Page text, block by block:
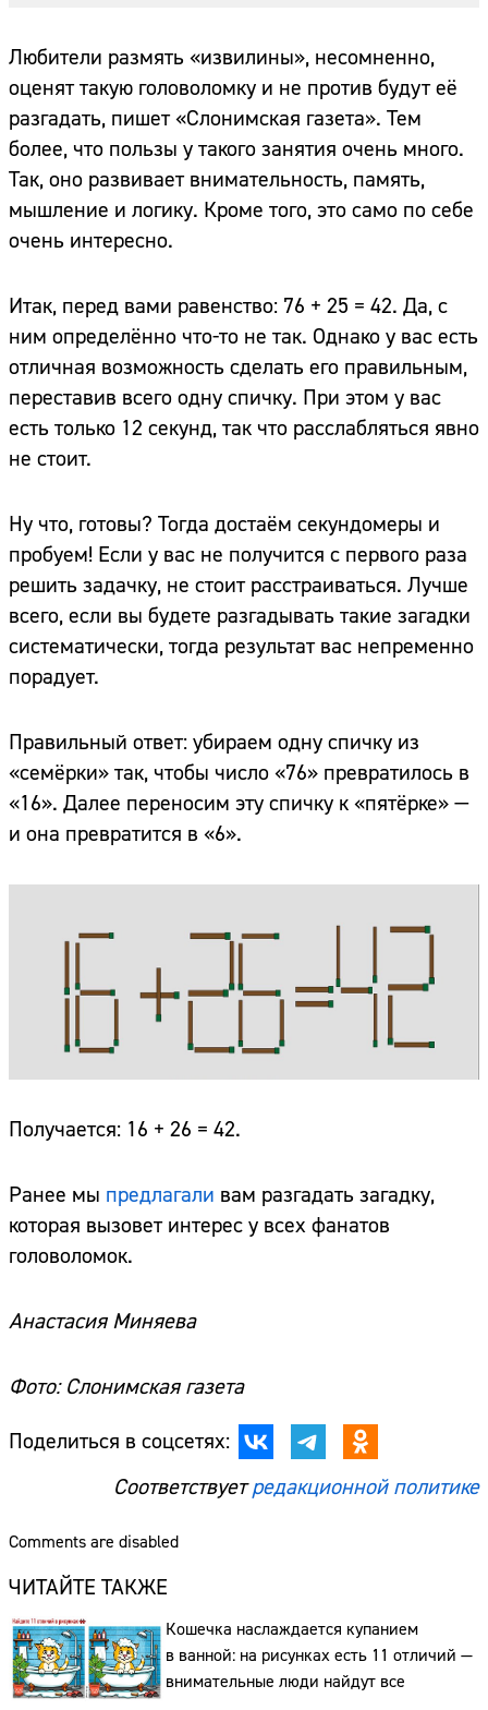
Любители размять «извилины», несомненно,
оценят такую головоломку и не против будут её
разгадать, пишет «Слонимская газета». Тем
более, что пользы у такого занятия очень много.
Так, оно развивает внимательность, память,
мышление и логику. Кроме того, это само по себе
очень интересно.
Итак, перед вами равенство: 76 + 25 = 42. Да, с
ним определённо что-то не так. Однако у вас есть
отличная возможность сделать его правильным,
переставив всего одну спичку. При этом у вас
есть только 12 секунд, так что расслабляться явно
не стоит.
Ну что, готовы? Тогда достаём секундомеры и
пробуем! Если у вас не получится с первого раза
решить задачку, не стоит расстраиваться. Лучше
всего, если вы будете разгадывать такие загадки
систематически, тогда результат вас непременно
порадует.
Правильный ответ: убираем одну спичку из
«семёрки» так, чтобы число «76» превратилось в
«16». Далее переносим эту спичку к «пятёрке» —
и она превратится в «6».
Получается: 16 + 26 = 42.
Ранее мы предлагали вам разгадать загадку,
которая вызовет интерес у всех фанатов
головоломок.
Анастасия Миняева
Фото: Слонимская газета
Поделиться в соцсетях:
Соответствуетредакционной политике
Comments are disabled
ЧИТАЙТЕ ТАКЖЕ
Кошечка наслаждается купанием
в ванной: на рисунках есть 11 отличий —
внимательные люди найдут все